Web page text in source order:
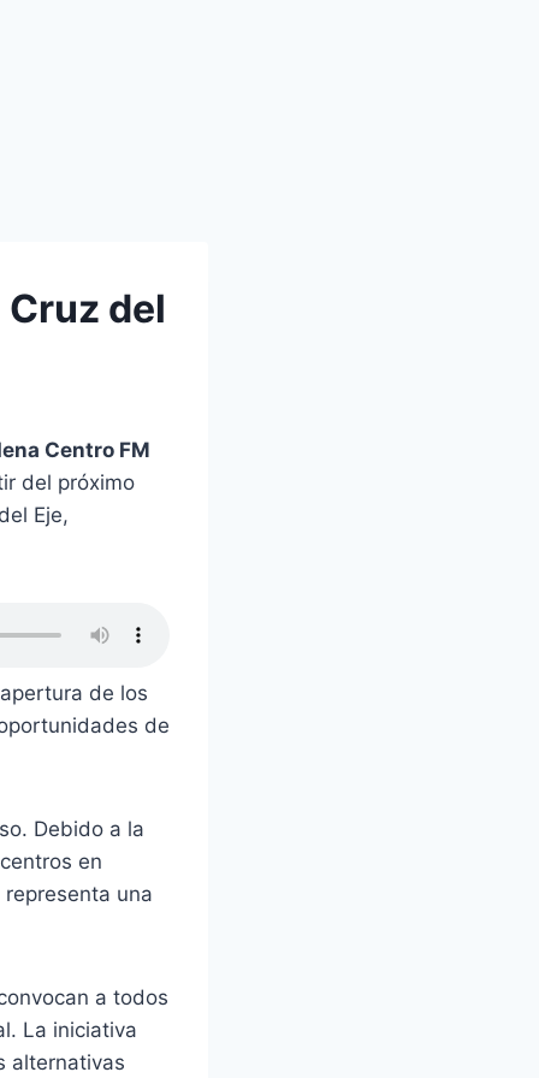
del
Centro FM
del próximo
Eje,
de los
de
Debido a la
en
una
a todos
La iniciativa
alternativas